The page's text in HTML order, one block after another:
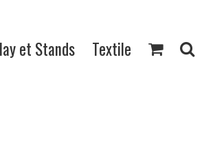
et Stands Textile